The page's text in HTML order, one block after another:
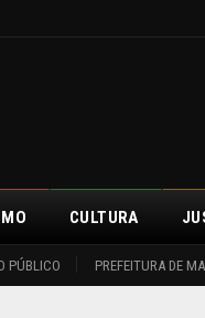
PÚBLICO PREFEITURA DE
CULTURA